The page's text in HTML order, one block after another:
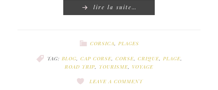
lire la suite…
CORSICA, PLAGES
TAG: BLOG, CAP CORSE, CORSE, CRIQUE, PLAGE,
ROAD TRIP, TOURISME, VOYAGE
LEAVE A COMMENT